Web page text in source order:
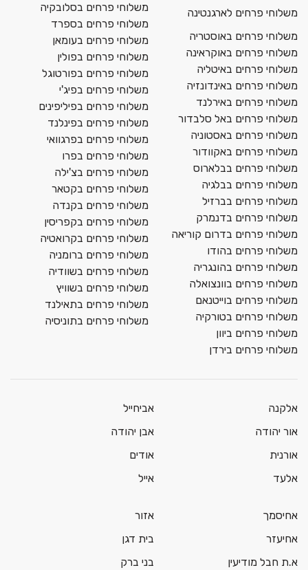
משלוחי פרחים לארגנטינה
משלוחי פרחים באוסטריה
משלוחי פרחים באוקראינה
משלוחי פרחים באיטליה
משלוחי פרחים באינדונזיה
משלוחי פרחים באירלנד
משלוחי פרחים באל סלבדור
משלוחי פרחים באסטוניה
משלוחי פרחים באקוודור
משלוחי פרחים בבלארוס
משלוחי פרחים בבלגיה
משלוחי פרחים בברזיל
משלוחי פרחים בדנמרק
משלוחי פרחים בדרום קוריאה
משלוחי פרחים בהודו
משלוחי פרחים בהונגריה
משלוחי פרחים בוונצואלה
משלוחי פרחים בוייטנאם
משלוחי פרחים בטורקיה
משלוחי פרחים ביוון
משלוחי פרחים בירדן
משלוחי פרחים בסלובקיה
משלוחי פרחים בספרד
משלוחי פרחים בעומאן
משלוחי פרחים בפולין
משלוחי פרחים בפורטוגל
משלוחי פרחים בפיג'י
משלוחי פרחים בפיליפינים
משלוחי פרחים בפינלנד
משלוחי פרחים בפרגוואי
משלוחי פרחים בפרו
משלוחי פרחים בצ'ילה
משלוחי פרחים בקטאר
משלוחי פרחים בקנדה
משלוחי פרחים בקפריסין
משלוחי פרחים בקרואטיה
משלוחי פרחים ברומניה
משלוחי פרחים בשוודיה
משלוחי פרחים בשוויץ
משלוחי פרחים בתאילנד
משלוחי פרחים בתוניסיה
אלקנה
אור יהודה
אורנית
אלעד
אביחייל
אבן יהודה
אודים
אייל
אחיסמך
אחיעזר
א.ת חבל מודיעין
אזור
בית דגן
בני ברק